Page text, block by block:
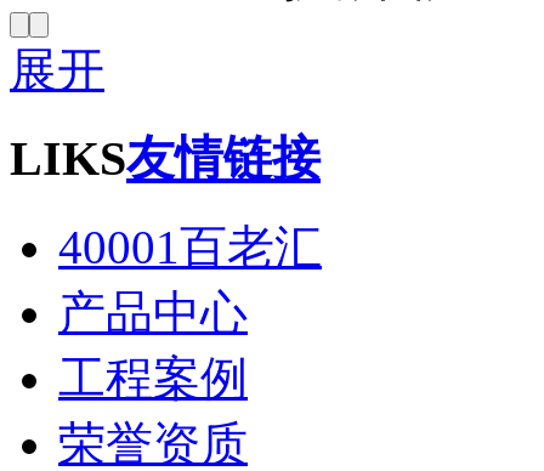
展开
LIKS友情链接
40001百老汇
产品中心
工程案例
荣誉资质